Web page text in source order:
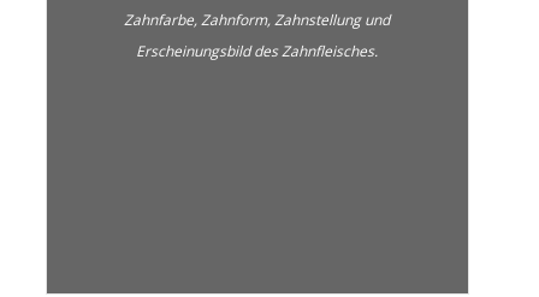
Zahnfarbe, Zahnform, Zahnstellung und
Erscheinungsbild des Zahnfleisches.